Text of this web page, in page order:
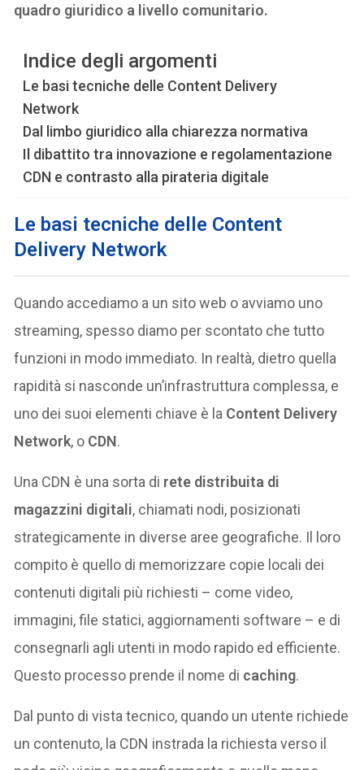
quadro giuridico a livello comunitario.
Indice degli argomenti
Le basi tecniche delle Content Delivery
Network
Dal limbo giuridico alla chiarezza normativa
Il dibattito tra innovazione e regolamentazione
CDN e contrasto alla pirateria digitale
Le basi tecniche delle Content
Delivery Network
Quando accediamo a un sito web o avviamo uno
streaming, spesso diamo per scontato che tutto
funzioni in modo immediato. In realtà, dietro quella
rapidità si nasconde un’infrastruttura complessa, e
uno dei suoi elementi chiave è la Content Delivery
Network, o CDN.
Una CDN è una sorta di rete distribuita di
magazzini digitali, chiamati nodi, posizionati
strategicamente in diverse aree geografiche. Il loro
compito è quello di memorizzare copie locali dei
contenuti digitali più richiesti – come video,
immagini, file statici, aggiornamenti software – e di
consegnarli agli utenti in modo rapido ed efficiente.
Questo processo prende il nome di caching.
Dal punto di vista tecnico, quando un utente richiede
un contenuto, la CDN instrada la richiesta verso il